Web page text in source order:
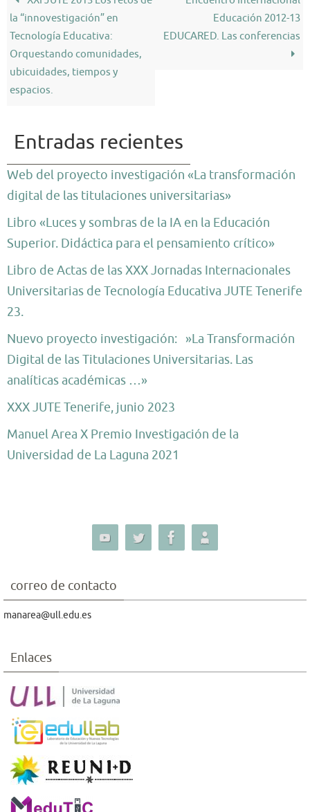
la “innovestigación” en
Tecnología Educativa:
Orquestando comunidades,
ubicuidades, tiempos y
espacios.
Educación 2012-13
EDUCARED. Las conferencias
Entradas recientes
Web del proyecto investigación «La transformación
digital de las titulaciones universitarias»
Libro «Luces y sombras de la IA en la Educación
Superior. Didáctica para el pensamiento crítico»
Libro de Actas de las XXX Jornadas Internacionales
Universitarias de Tecnología Educativa JUTE Tenerife
23.
Nuevo proyecto investigación: »La Transformación
Digital de las Titulaciones Universitarias. Las
analíticas académicas …»
XXX JUTE Tenerife, junio 2023
Manuel Area X Premio Investigación de la
Universidad de La Laguna 2021
correo de contacto
manarea@ull.edu.es
Enlaces